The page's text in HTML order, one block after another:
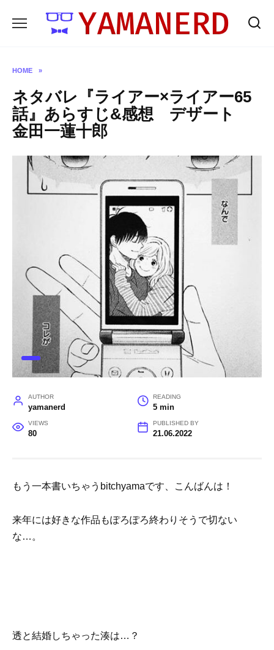
HOME »
ネタバレ『ライアー×ライアー65
話』あらすじ&感想 デザート
金田一蓮十郎
AUTHOR
yamanerd
READING
5 min
VIEWS
80
PUBLISHED BY
21.06.2022
もう一本書いちゃうbitchyamaです、こんばんは！
来年には好きな作品もぽろぽろ終わりそうで切ない
な…。
透と結婚しちゃった湊は…？